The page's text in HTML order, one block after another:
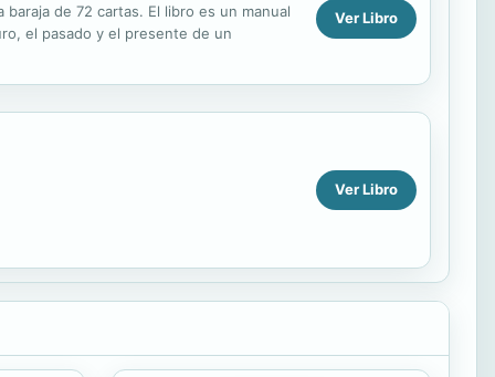
de 72 cartas. El libro es un manual
el pasado y el presente de un
Ver Libro
Ver Libro